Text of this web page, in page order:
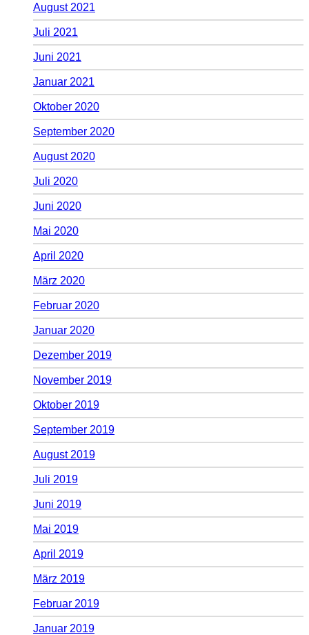
August 2021
Juli 2021
Juni 2021
Januar 2021
Oktober 2020
September 2020
August 2020
Juli 2020
Juni 2020
Mai 2020
April 2020
März 2020
Februar 2020
Januar 2020
Dezember 2019
November 2019
Oktober 2019
September 2019
August 2019
Juli 2019
Juni 2019
Mai 2019
April 2019
März 2019
Februar 2019
Januar 2019